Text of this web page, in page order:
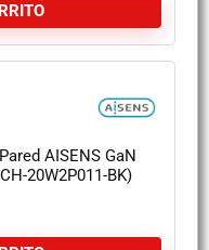
AISENS GaN
20W2P011-BK)